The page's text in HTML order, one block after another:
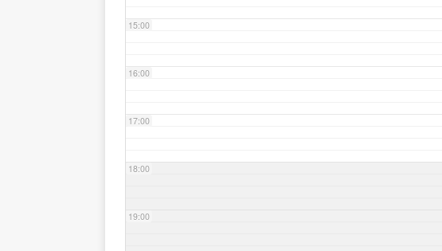
15:00
16:00
17:00
18:00
19:00